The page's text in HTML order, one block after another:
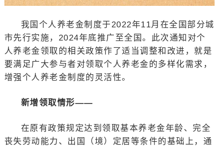
我国个人养老金制度于2022年11月在全国部分城
市先行实施，2024年底推广至全国。此次通知对个
人养老金领取的相关政策作了适当调整和改进，就是
要满足广大参与者对领取个人养老金的多样化需求，
增强个人养老金制度的灵活性。
新增领取情形——
在原有政策规定达到领取基本养老金年龄、完全
丧失劳动能力、出国（境）定居等条件的基础上，通